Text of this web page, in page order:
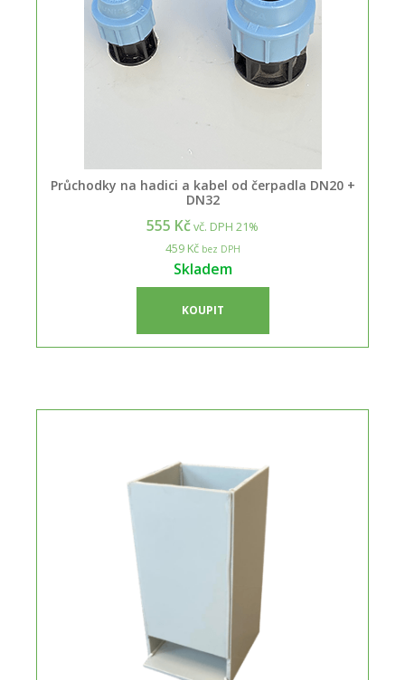
Průchodky na hadici a kabel od čerpadla DN20 +
DN32
555 Kčvč. DPH 21%
459 Kčbez DPH
Skladem
KOUPIT